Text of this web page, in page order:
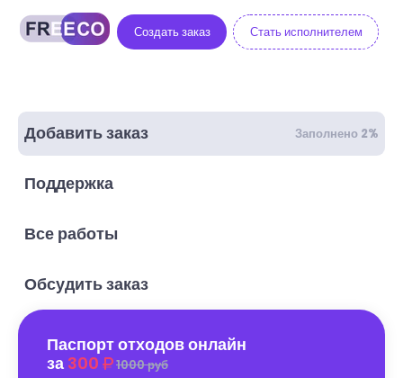
Создать заказ Стать исполнителем
Добавить заказ Заполнено 2%
Поддержка
Все работы
Обсудить заказ
Паспорт отходов онлайн
за 300 1000 руб